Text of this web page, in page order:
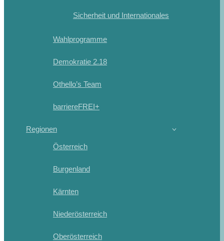
Sicherheit und Internationales
Wahlprogramme
Demokratie 2.18
Othello’s Team
barriereFREI+
Regionen
Österreich
Burgenland
Kärnten
Niederösterreich
Oberösterreich